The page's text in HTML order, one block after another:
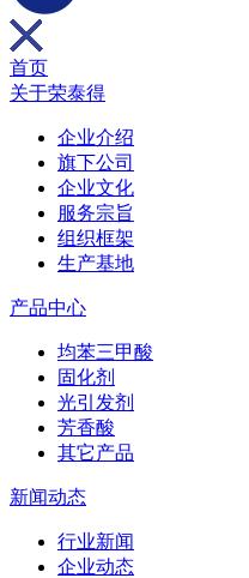
首页
关于荣泰得
企业介绍
旗下公司
企业文化
服务宗旨
组织框架
生产基地
产品中心
均苯三甲酸
固化剂
光引发剂
芳香酸
其它产品
新闻动态
行业新闻
企业动态